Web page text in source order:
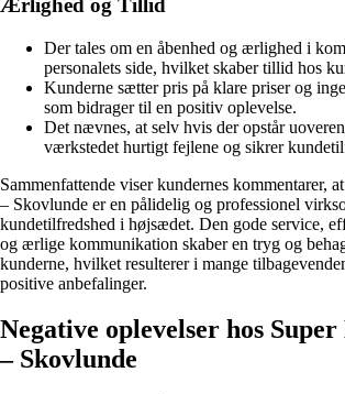
Ærlighed og Tillid
Der tales om en åbenhed og ærlighed i
personalets side, hvilket skaber tillid hos
Kunderne sætter pris på klare priser og
som bidrager til en positiv oplevelse.
Det nævnes, at selv hvis der opstår
værkstedet hurtigt fejlene og sikrer
Sammenfattende viser kundernes kommentarer,
– Skovlunde er en pålidelig og professionel
kundetilfredshed i højsædet. Den gode service,
og ærlige kommunikation skaber en tryg og
kunderne, hvilket resulterer i mange
positive anbefalinger.
Negative oplevelser hos
– Skovlunde